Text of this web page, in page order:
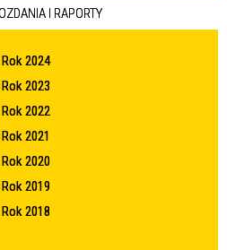
I RAPORTY
Rok 2024
Rok 2023
Rok 2022
Rok 2021
Rok 2020
Rok 2019
Rok 2018